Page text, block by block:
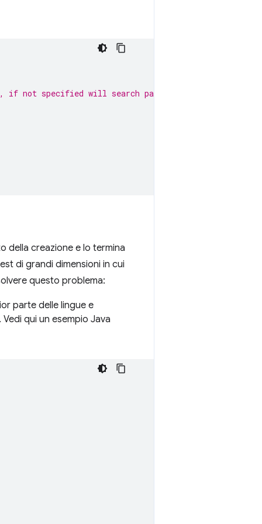
if not specified will search path.
della creazione e lo termina
di grandi dimensioni in cui
questo problema:
parte delle lingue e
qui un esempio Java